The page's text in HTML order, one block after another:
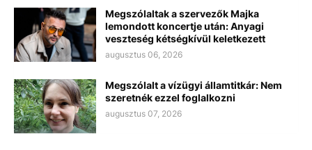
Megszólaltak a szervezők Majka
lemondott koncertje után: Anyagi
veszteség kétségkívül keletkezett
augusztus 06, 2026
Megszólalt a vízügyi államtitkár: Nem
szeretnék ezzel foglalkozni
augusztus 07, 2026